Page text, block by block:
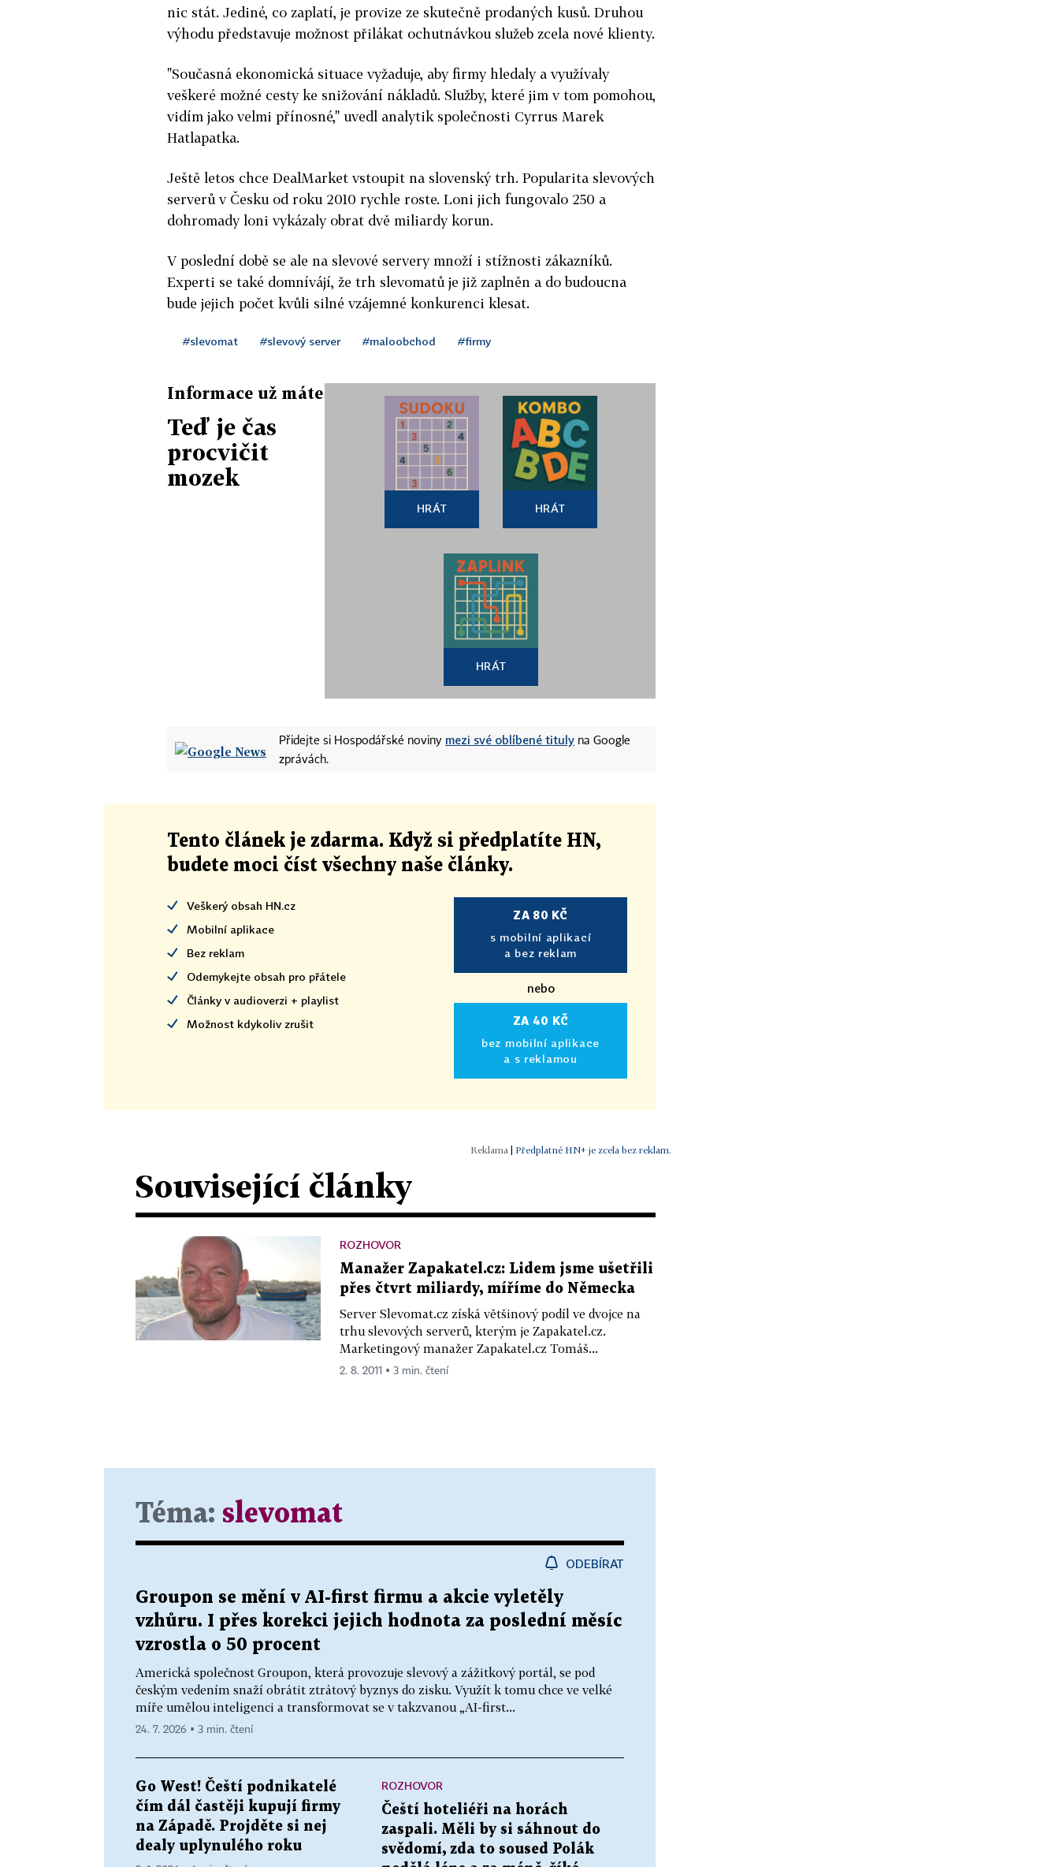
nic stát. Jediné, co zaplatí, je provize ze skutečně prodaných kusů. Druhou
výhodu představuje možnost přilákat ochutnávkou služeb zcela nové klienty.
"Současná ekonomická situace vyžaduje, aby firmy hledaly a využívaly
veškeré možné cesty ke snižování nákladů. Služby, které jim v tom pomohou,
vidím jako velmi přínosné," uvedl analytik společnosti Cyrrus Marek
Hatlapatka.
Ještě letos chce DealMarket vstoupit na slovenský trh. Popularita slevových
serverů v Česku od roku 2010 rychle roste. Loni jich fungovalo 250 a
dohromady loni vykázaly obrat dvě miliardy korun.
V poslední době se ale na slevové servery množí i stížnosti zákazníků.
Experti se také domnívájí, že trh slevomatů je již zaplněn a do budoucna
bude jejich počet kvůli silné vzájemné konkurenci klesat.
#slevomat #slevový server #maloobchod #firmy
Informace už máte
Teď je čas
procvičit
mozek
HRÁT HRÁT
HRÁT
Přidejte si Hospodářské noviny mezi své oblíbené tituly na Google
zprávách.
Tento článek je zdarma. Když si předplatíte HN,
budete moci číst všechny naše články.
Veškerý obsah HN.cz
Mobilní aplikace
Bez reklam
Odemykejte obsah pro přátele
Články v audioverzi + playlist
Možnost kdykoliv zrušit
ZA 80 KČ
s mobilní aplikací
a bez reklam
nebo
ZA 40 KČ
bez mobilní aplikace
a s reklamou
Předplatné HN+ je zcela bez reklam.
Související články
ROZHOVOR
Manažer Zapakatel.cz: Lidem jsme ušetřili
přes čtvrt miliardy, míříme do Německa
Server Slevomat.cz získá většinový podíl ve dvojce na
trhu slevových serverů, kterým je Zapakatel.cz.
Marketingový manažer Zapakatel.cz Tomáš...
2. 8. 2011 ▪ 3 min. čtení
Téma: slevomat
ODEBÍRAT
Groupon se mění v AI-first firmu a akcie vyletěly
vzhůru. I přes korekci jejich hodnota za poslední měsíc
vzrostla o 50 procent
Americká společnost Groupon, která provozuje slevový a zážitkový portál, se pod
českým vedením snaží obrátit ztrátový byznys do zisku. Využít k tomu chce ve velké
míře umělou inteligenci a transformovat se v takzvanou „AI-first...
24. 7. 2026 ▪ 3 min. čtení
Go West! Čeští podnikatelé
čím dál častěji kupují firmy
na Západě. Projděte si nej
dealy uplynulého roku
ROZHOVOR
Čeští hoteliéři na horách
zaspali. Měli by si sáhnout do
svědomí, zda to soused Polák